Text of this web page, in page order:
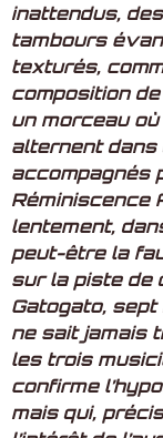
inattendus,
tambours
texturés,
composition
un morceau
alternent dans
accompagnés
Réminiscence
lentement,
peut-être la
sur la piste de
Gatogato,
ne sait jamais
les trois
confirme
mais qui,